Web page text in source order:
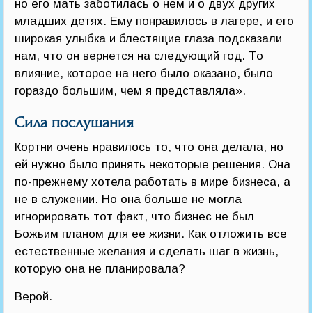
но его мать заботилась о нем и о двух других
младших детях. Ему понравилось в лагере, и его
широкая улыбка и блестящие глаза подсказали
нам, что он вернется на следующий год. То
влияние, которое на него было оказано, было
гораздо большим, чем я представляла».
Сила послушания
Кортни очень нравилось то, что она делала, но
ей нужно было принять некоторые решения. Она
по-прежнему хотела работать в мире бизнеса, а
не в служении. Но она больше не могла
игнорировать тот факт, что бизнес не был
Божьим планом для ее жизни. Как отложить все
естественные желания и сделать шаг в жизнь,
которую она не планировала?
Верой.